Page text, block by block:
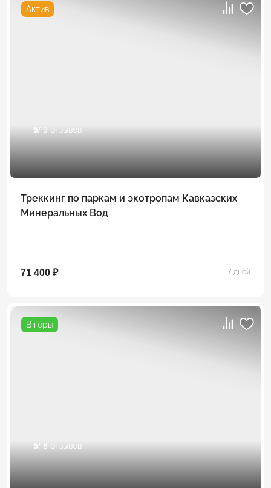
Актив
5/ 9 отзывов
Треккинг по паркам и экотропам Кавказских
Минеральных Вод
71 400 ₽ 7 дней
В горы
5/ 8 отзывов